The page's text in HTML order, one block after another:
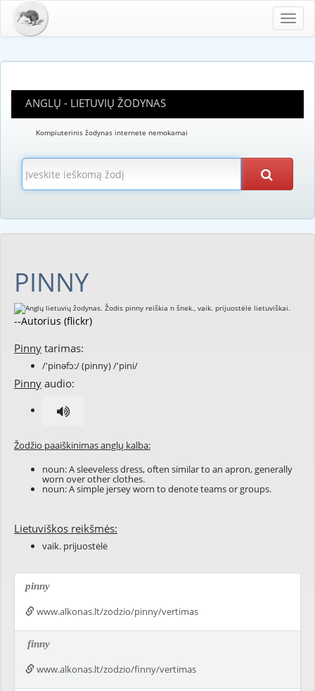
ANGLŲ - LIETUVIŲ ŽODYNAS
Kompiuterinis žodynas internete nemokamai
PINNY
--Autorius (flickr)
Pinny tarimas:
/'pinəfɔ:/ (pinny) /'pini/
Pinny audio:
Žodžio paaiškinimas anglų kalba:
noun: A sleevelessdress, often similar to an apron, generally
worn over otherclothes.
noun: A simple jerseyworn to denote teams or groups.
Lietuviškos reikšmės:
vaik. prijuostėlė
pinny
www.alkonas.lt/zodzio/pinny/vertimas
finny
www.alkonas.lt/zodzio/finny/vertimas